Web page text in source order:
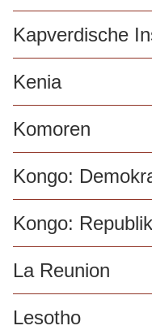
Kapverdische
Kenia
Komoren
Kongo:
Kongo: Republik
La Reunion
Lesotho